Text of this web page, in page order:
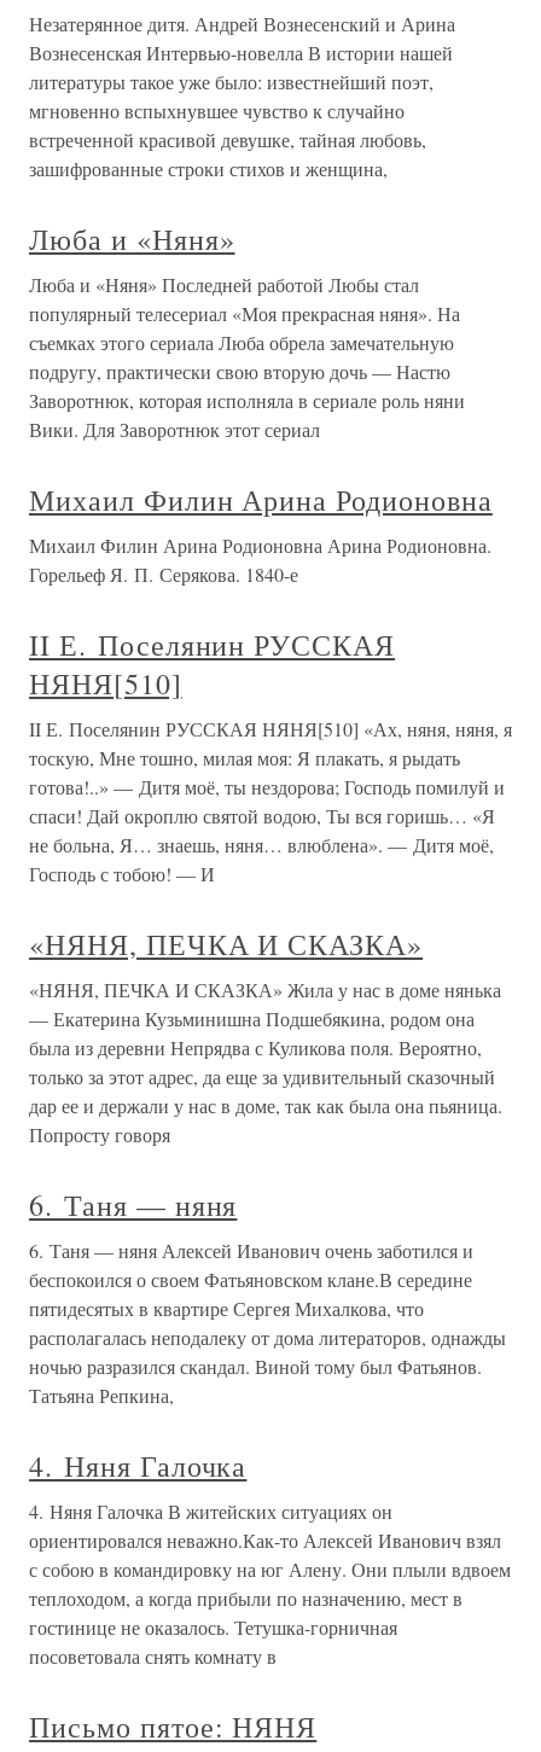
Незатерянное дитя. Андрей Вознесенский и Арина
Вознесенская Интервью-новелла В истории нашей
литературы такое уже было: известнейший поэт,
мгновенно вспыхнувшее чувство к случайно
встреченной красивой девушке, тайная любовь,
зашифрованные строки стихов и женщина,
Люба и «Няня»
Люба и «Няня» Последней работой Любы стал
популярный телесериал «Моя прекрасная няня». На
съемках этого сериала Люба обрела замечательную
подругу, практически свою вторую дочь — Настю
Заворотнюк, которая исполняла в сериале роль няни
Вики. Для Заворотнюк этот сериал
Михаил Филин Арина Родионовна
Михаил Филин Арина Родионовна Арина Родионовна.
Горельеф Я. П. Серякова. 1840-е
II Е. Поселянин РУССКАЯ
НЯНЯ[510]
II Е. Поселянин РУССКАЯ НЯНЯ[510] «Ах, няня, няня, я
тоскую, Мне тошно, милая моя: Я плакать, я рыдать
готова!..» — Дитя моё, ты нездорова; Господь помилуй и
спаси! Дай окроплю святой водою, Ты вся горишь… «Я
не больна, Я… знаешь, няня… влюблена». — Дитя моё,
Господь с тобою! — И
«НЯНЯ, ПЕЧКА И СКАЗКА»
«НЯНЯ, ПЕЧКА И СКАЗКА» Жила у нас в доме нянька
— Екатерина Кузьминишна Подшебякина, родом она
была из деревни Непрядва с Куликова поля. Вероятно,
только за этот адрес, да еще за удивительный сказочный
дар ее и держали у нас в доме, так как была она пьяница.
Попросту говоря
6. Таня — няня
6. Таня — няня Алексей Иванович очень заботился и
беспокоился о своем Фатьяновском клане.В середине
пятидесятых в квартире Сергея Михалкова, что
располагалась неподалеку от дома литераторов, однажды
ночью разразился скандал. Виной тому был Фатьянов.
Татьяна Репкина,
4. Няня Галочка
4. Няня Галочка В житейских ситуациях он
ориентировался неважно.Как-то Алексей Иванович взял
с собою в командировку на юг Алену. Они плыли вдвоем
теплоходом, а когда прибыли по назначению, мест в
гостинице не оказалось. Тетушка-горничная
посоветовала снять комнату в
Письмо пятое: НЯНЯ